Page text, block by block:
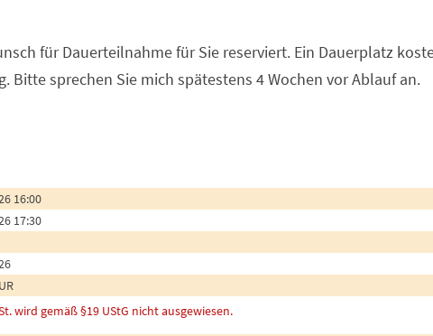
für Dauerteilnahme für Sie reserviert. Ein Dauerplatz
Bitte sprechen Sie mich spätestens 4 Wochen vor Ablauf an.
16:00
17:30
wird gemäß §19 UStG nicht ausgewiesen.